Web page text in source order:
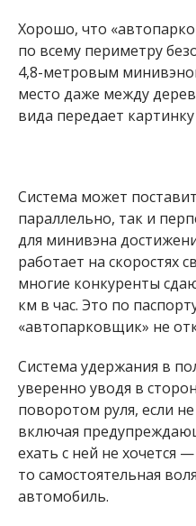
Хорошо, что
по всему периметру
4,8-метровым
место даже между
вида передает
Система может
параллельно, так и
для минивэна
работает на скоростях
многие конкуренты
км в час. Это по
«автопарковщик» не
Система удержания в
уверенно уводя в
поворотом руля, если
включая
ехать с ней не хочется
то самостоятельная
автомобиль.